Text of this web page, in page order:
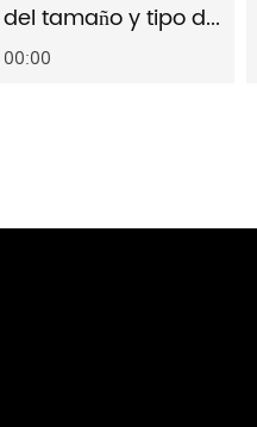
Selección del tamaño y tipo de embalaje